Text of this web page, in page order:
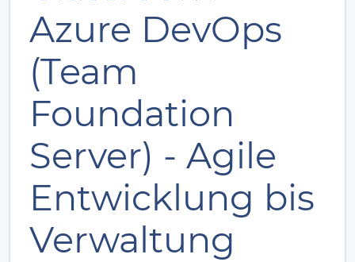
Azure DevOps
(Team
Foundation
Server) - Agile
Entwicklung bis
Verwaltung